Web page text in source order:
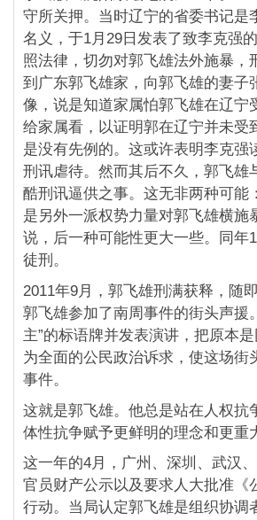
守所关押。当时辽宁的省委书记
名义，于1月29日发表了致李克强
照法律，切勿对郭飞雄法外施暴
到广东郭飞雄家，向郭飞雄的妻
像，说是知道家属怕郭飞雄在辽
给家属看，以证明郭在辽宁并未
是没有先例的。这或许表明李克
刑讯虐待。然而其后不久，郭飞
酷刑讯逼供之事。这无非两种可
是另外一派权势力量对郭飞雄横
说，后一种可能性更大一些。同年
徒刑。
2011年9月，郭飞雄刑满获释，随
郭飞雄参加了南周事件的街头声援
主”的标语牌并发表演讲，把原本
为全面的公民政治诉求，使这场
事件。
这就是郭飞雄。他总是站在人权
体性抗争赋予更鲜明的理念和更
这一年的4月，广州、深圳、武汉
官员财产公示以及要求人大批准
行动。当局认定郭飞雄是组织协调